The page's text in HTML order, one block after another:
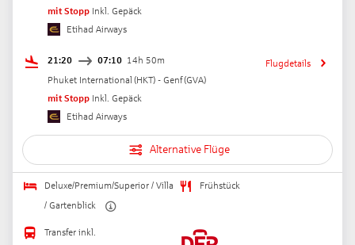
mit Stopp Inkl. Gepäck
Etihad Airways
21:20 07:10 14h 50m
Phuket International (HKT) - Genf(GVA)
mit Stopp Inkl. Gepäck
Etihad Airways
Flugdetails
Alternative Flüge
Deluxe/Premium/Superior / Villa
/ Gartenblick
Frühstück
Transfer inkl.